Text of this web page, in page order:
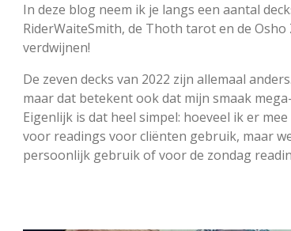
In deze blog neem ik je langs een aantal
RiderWaiteSmith, de Thoth tarot en de
verdwijnen!
De zeven decks van 2022 zijn allemaal
maar dat betekent ook dat mijn smaak
Eigenlijk is dat heel simpel: hoeveel ik er
voor readings voor cliënten gebruik, maar
persoonlijk gebruik of voor de zondag